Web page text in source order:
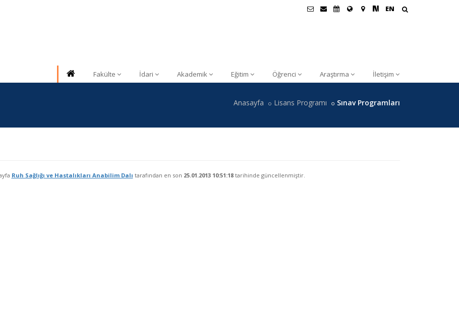
EN
Fakülte İdari Akademik Eğitim Öğrenci Araştırma İletişim
Anasayfa Lisans Programı Sınav Programları
Ruh Sağlığı ve Hastalıkları Anabilim Dalı tarafından en son 25.01.2013 10:51:18tarihinde güncellenmiştir.